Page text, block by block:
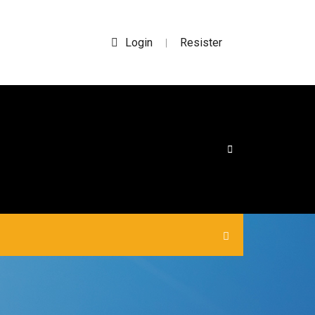
Login | Resister